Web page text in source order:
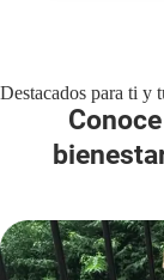
Destacados para ti y